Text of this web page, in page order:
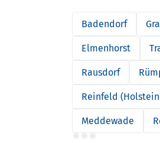
Badendorf
Elmenhorst
Rausdorf
Reinfeld
Meddewade